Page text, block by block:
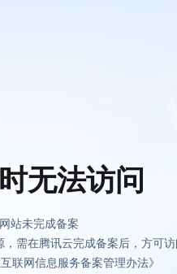
无法访问
站未完成备案
需在腾讯云完成备案后，方可
联网信息服务备案管理办法》